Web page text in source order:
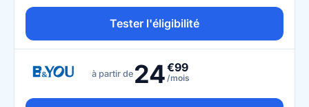
Tester l'éligibilité
à partir de 24€99
/mois